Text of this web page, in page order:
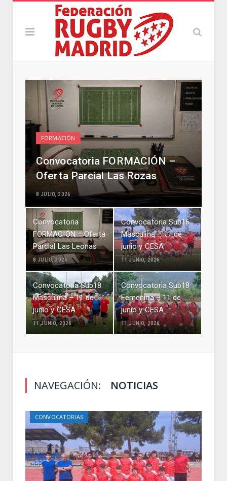
FORMACIÓN
Convocatoria FORMACIÓN –
Oferta Parcial Las Rozas
8 JULIO, 2026
Convocatoria
FORMACIÓN – Oferta
Parcial Las Leonas
8 JULIO, 2026
Convocatoria Sub16
Masculina – 11 de
junio y CESA
11 JUNIO, 2026
Convocatoria Sub18
Masculina – 11 de
junio y CESA
11 JUNIO, 2026
Convocatoria Sub18
Femenina – 11 de
junio y CESA
11 JUNIO, 2026
NAVEGACIÓN: NOTICIAS
CONVOCATORIAS